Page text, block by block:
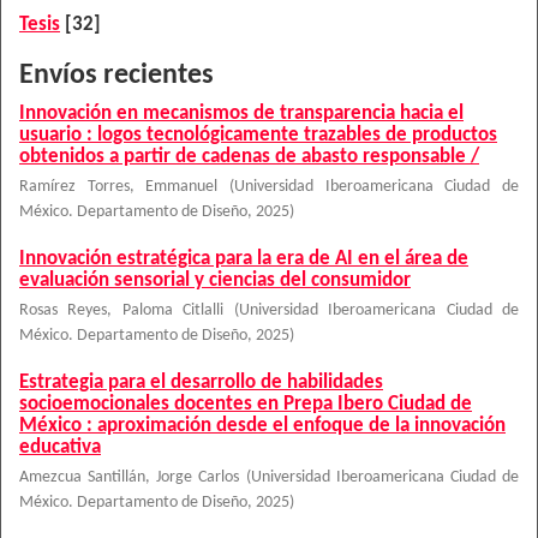
Tesis [32]
Envíos recientes
Innovación en mecanismos de transparencia hacia el
usuario : logos tecnológicamente trazables de productos
obtenidos a partir de cadenas de abasto responsable /
Ramírez Torres, Emmanuel (Universidad Iberoamericana Ciudad de
México. Departamento de Diseño, 2025)
Innovación estratégica para la era de AI en el área de
evaluación sensorial y ciencias del consumidor
Rosas Reyes, Paloma Citlalli (Universidad Iberoamericana Ciudad de
México. Departamento de Diseño, 2025)
Estrategia para el desarrollo de habilidades
socioemocionales docentes en Prepa Ibero Ciudad de
México : aproximación desde el enfoque de la innovación
educativa
Amezcua Santillán, Jorge Carlos (Universidad Iberoamericana Ciudad de
México. Departamento de Diseño, 2025)